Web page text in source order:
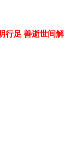
行足 善逝世间解